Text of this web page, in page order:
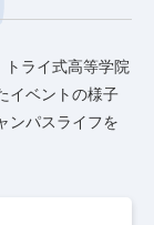
トライ式高等学院
イベントの様子
ンパスライフを